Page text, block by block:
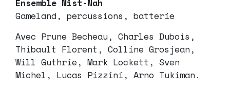
Ensemble Nist-Nah
Gameland, percussions, batterie
Avec Prune Becheau, Charles Dubois,
Thibault Florent, Colline Grosjean,
Will Guthrie, Mark Lockett, Sven
Michel, Lucas Pizzini, Arno Tukiman.